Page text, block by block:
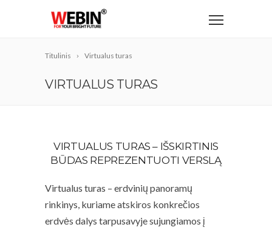
Titulinis Virtualus turas
VIRTUALUS TURAS
VIRTUALUS TURAS – IŠSKIRTINIS
BŪDAS REPREZENTUOTI VERSLĄ
Virtualus turas – erdvinių panoramų
rinkinys, kuriame atskiros konkrečios
erdvės dalys tarpusavyje sujungiamos į